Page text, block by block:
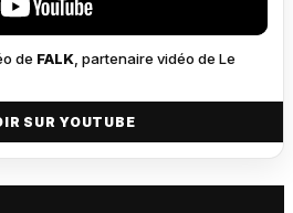
de FALK, partenaire vidéo de Le
SUR YOUTUBE